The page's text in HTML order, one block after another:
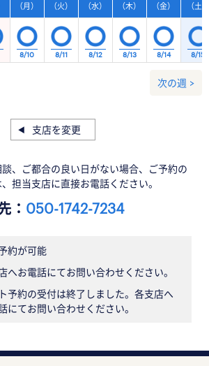
（月） （火） （水） （木） （金）
8/10 8/11 8/12 8/13 8/14
（土）
8/15
次の週 >
支店を変更
、ご都合の良い日がない場合、ご予約の
担当支店に直接お電話ください。
： 050-1742-7234
約が可能
へお電話にてお問い合わせください。
予約の受付は終了しました。各支店へ
にてお問い合わせください。